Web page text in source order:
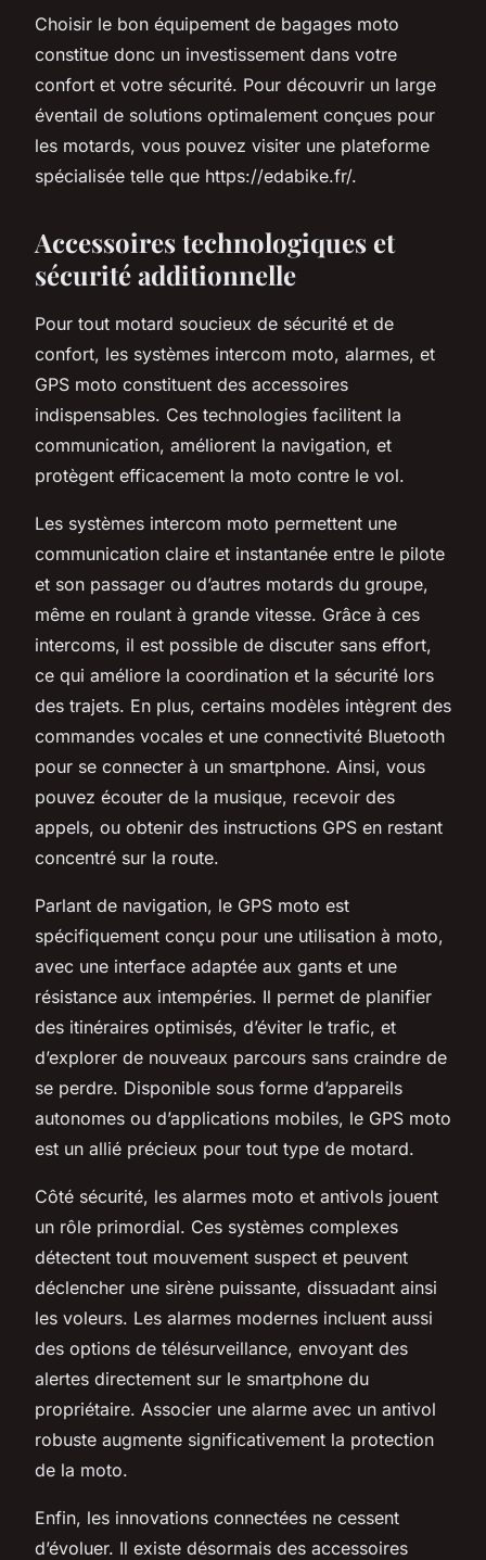
Choisir le bon équipement de bagages moto
constitue donc un investissement dans votre
confort et votre sécurité. Pour découvrir un large
éventail de solutions optimalement conçues pour
les motards, vous pouvez visiter une plateforme
spécialisée telle que https://edabike.fr/.
Accessoires technologiques et
sécurité additionnelle
Pour tout motard soucieux de sécurité et de
confort, les systèmes intercom moto, alarmes, et
GPS moto constituent des accessoires
indispensables. Ces technologies facilitent la
communication, améliorent la navigation, et
protègent efficacement la moto contre le vol.
Les systèmes intercom moto permettent une
communication claire et instantanée entre le pilote
et son passager ou d’autres motards du groupe,
même en roulant à grande vitesse. Grâce à ces
intercoms, il est possible de discuter sans effort,
ce qui améliore la coordination et la sécurité lors
des trajets. En plus, certains modèles intègrent des
commandes vocales et une connectivité Bluetooth
pour se connecter à un smartphone. Ainsi, vous
pouvez écouter de la musique, recevoir des
appels, ou obtenir des instructions GPS en restant
concentré sur la route.
Parlant de navigation, le GPS moto est
spécifiquement conçu pour une utilisation à moto,
avec une interface adaptée aux gants et une
résistance aux intempéries. Il permet de planifier
des itinéraires optimisés, d’éviter le trafic, et
d’explorer de nouveaux parcours sans craindre de
se perdre. Disponible sous forme d’appareils
autonomes ou d’applications mobiles, le GPS moto
est un allié précieux pour tout type de motard.
Côté sécurité, les alarmes moto et antivols jouent
un rôle primordial. Ces systèmes complexes
détectent tout mouvement suspect et peuvent
déclencher une sirène puissante, dissuadant ainsi
les voleurs. Les alarmes modernes incluent aussi
des options de télésurveillance, envoyant des
alertes directement sur le smartphone du
propriétaire. Associer une alarme avec un antivol
robuste augmente significativement la protection
de la moto.
Enfin, les innovations connectées ne cessent
d’évoluer. Il existe désormais des accessoires